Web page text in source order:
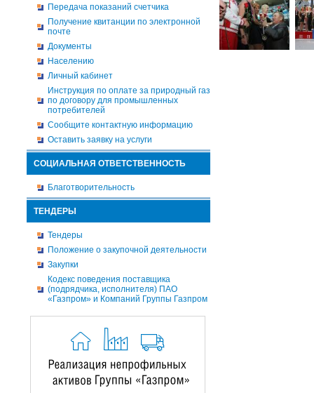
Передача показаний счетчика
Получение квитанции по электронной
почте
Документы
Населению
Личный кабинет
Инструкция по оплате за природный газ
по договору для промышленных
потребителей
Сообщите контактную информацию
Оставить заявку на услуги
СОЦИАЛЬНАЯ ОТВЕТСТВЕННОСТЬ
Благотворительность
ТЕНДЕРЫ
Тендеры
Положение о закупочной деятельности
Закупки
Кодекс поведения поставщика
(подрядчика, исполнителя) ПАО
«Газпром» и Компаний Группы Газпром